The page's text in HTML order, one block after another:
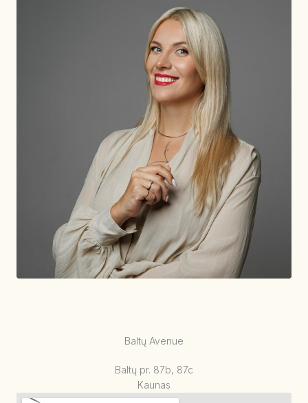
Baltų Avenue
Baltų pr. 87b, 87c
Kaunas